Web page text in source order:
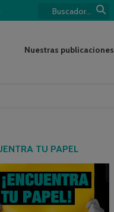
Nuestras publicaciones
TU PAPEL